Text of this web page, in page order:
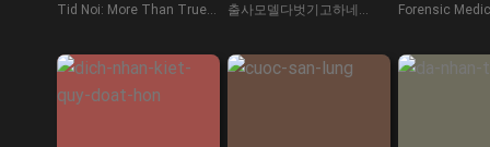
Ma: Ngoại Truyện
Tid Noi: More Than True
Điểm Mới Vào Nghề
출사모델다벗기고하네
Thâu
Forensic